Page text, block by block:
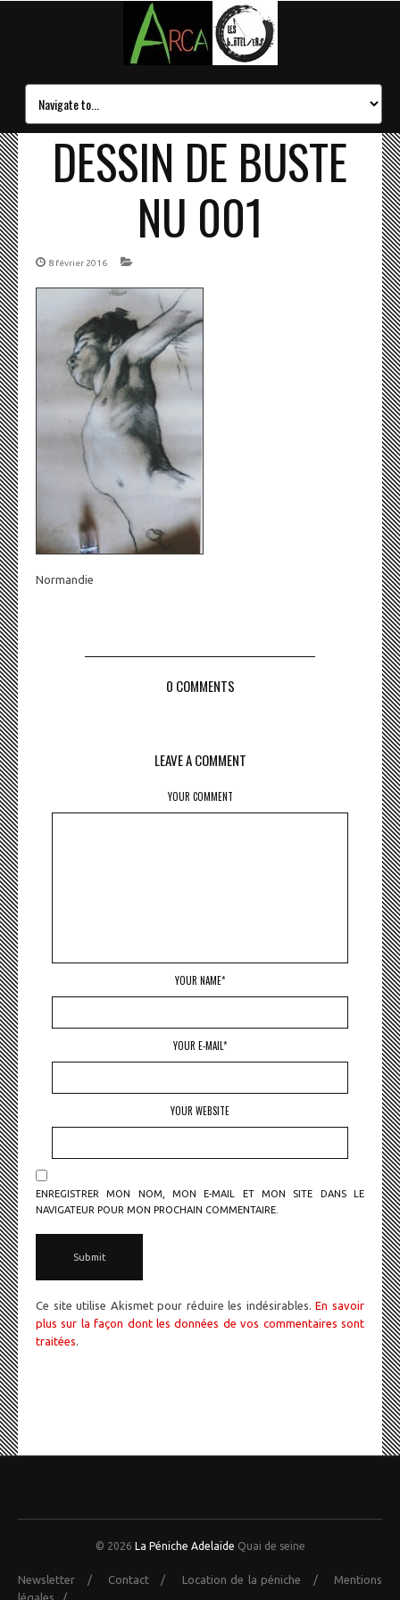
DESSIN DE BUSTE
NU 001
8 février 2016
Normandie
0 COMMENTS
LEAVE A COMMENT
YOUR COMMENT
YOUR NAME*
YOUR E-MAIL*
YOUR WEBSITE
ENREGISTRER MON NOM, MON E-MAIL ET MON SITE DANS LE
NAVIGATEUR POUR MON PROCHAIN COMMENTAIRE.
Ce site utilise Akismet pour réduire les indésirables.En savoir
plus sur la façon dont les données de vos commentaires sont
traitées
© 2026 La Péniche Adelaïde Quai de seine
Newsletter / Contact/ Location de la péniche /
Mentions
légales /